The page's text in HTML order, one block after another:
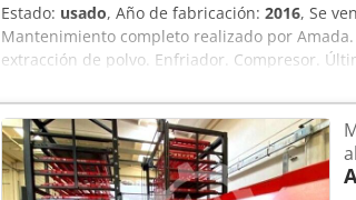
Estado: usado, Año de fabricación: 2016, Se
Mantenimiento completo realizado por
extracción de polvo. Enfriador. Compresor.
Protectores perimetrales Erwin Sick. Sistema
condiciones. No dude en ponerse en
máquina. Gracias por dedicar tiempo a